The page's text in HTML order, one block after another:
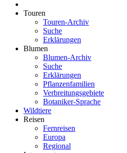
Touren
Touren-Archiv
Suche
Erklärungen
Blumen
Blumen-Archiv
Suche
Erklärungen
Pflanzenfamilien
Verbreitungsgebiete
Botaniker-Sprache
Wildtiere
Reisen
Fernreisen
Europa
Regional